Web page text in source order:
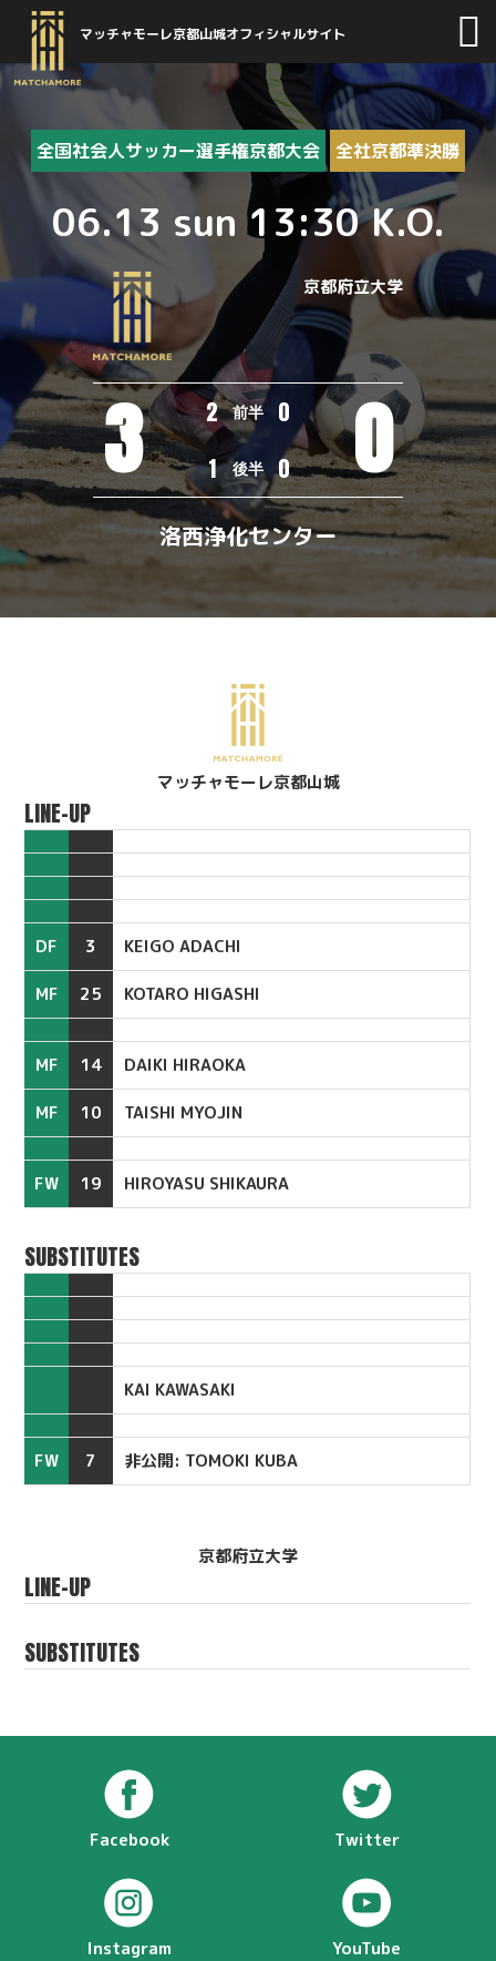
マッチャモーレ京都山城オフィシャルサイト
全国社会人サッカー選手権京都大会 全社京都準決勝
06.13 sun 13:30 K.O.
3 2 前半 0 0
1 後半 0
洛西浄化センター
京都府立大学
マッチャモーレ京都山城
LINE-UP
DF 3 KEIGO ADACHI
MF 25 KOTARO HIGASHI
MF 14 DAIKI HIRAOKA
MF 10 TAISHI MYOJIN
FW 19 HIROYASU SHIKAURA
SUBSTITUTES
KAI KAWASAKI
FW 7 非公開: TOMOKI KUBA
京都府立大学
LINE-UP
SUBSTITUTES
Facebook Twitter
Instagram YouTube